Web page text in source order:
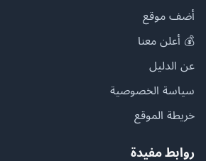
أضف موقع
💰 أعلن معنا
عن الدليل
سياسة الخصوصية
خريطة الموقع
روابط مفيدة